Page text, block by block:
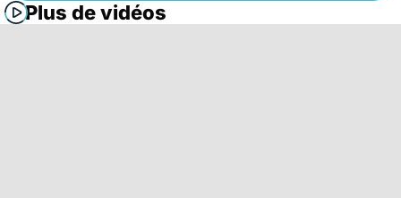
Plus de vidéos